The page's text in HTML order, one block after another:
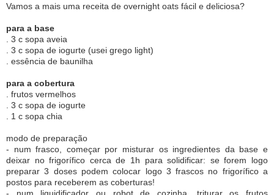
Vamos a mais uma receita de overnight oats fácil e deliciosa?
para a base
. 3 c sopa aveia
. 3 c sopa de iogurte (usei grego light)
. essência de baunilha
para a cobertura
. frutos vermelhos
. 3 c sopa de iogurte
. 1 c sopa chia
modo de preparação
- num frasco, começar por misturar os ingredientes da base e
deixar no frigorífico cerca de 1h para solidificar: se forem logo
preparar 3 doses podem colocar logo 3 frascos no frigorífico a
postos para receberem as coberturas!
- num liquidificador ou robot de cozinha, triturar os frutos